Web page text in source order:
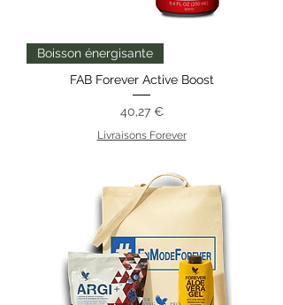
Boisson énergisante
FAB Forever Active Boost
Prix
40,27 €
Livraisons Forever